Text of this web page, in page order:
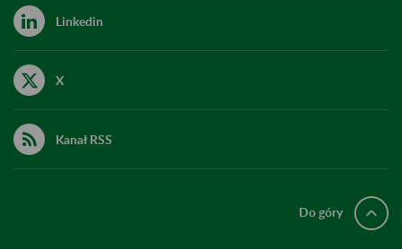
Linkedin
X
Kanał RSS
Do góry